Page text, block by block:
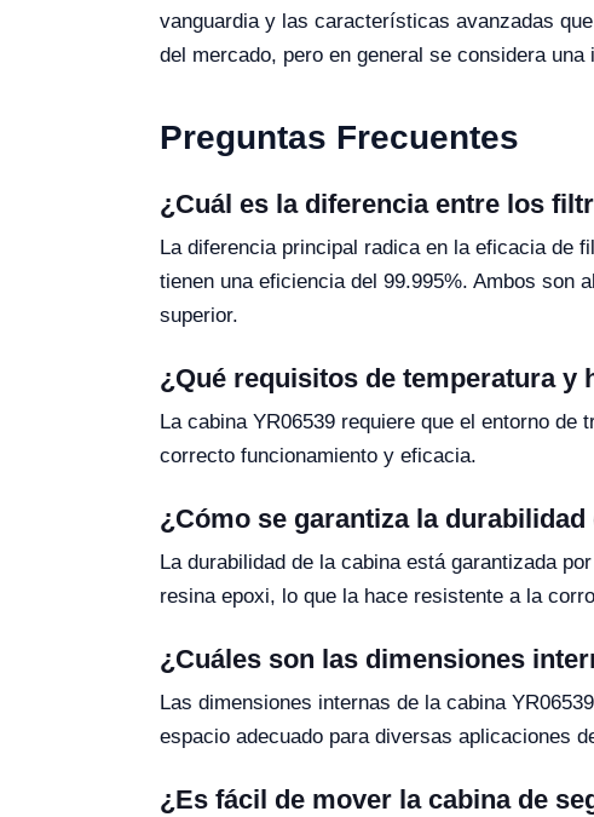
vanguardia y las características avanzadas
del mercado, pero en general se considera
Preguntas Frecuentes
¿Cuál es la diferencia entre los
La diferencia principal radica en la eficacia de
tienen una eficiencia del 99.995%. Ambos son
superior.
¿Qué requisitos de temperatura y
La cabina YR06539 requiere que el entorno
correcto funcionamiento y eficacia.
¿Cómo se garantiza la durabilidad
La durabilidad de la cabina está garantizada
resina epoxi, lo que la hace resistente a la
¿Cuáles son las dimensiones
Las dimensiones internas de la cabina
espacio adecuado para diversas aplicaciones
¿Es fácil de mover la cabina de